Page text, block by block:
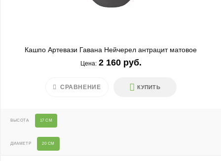
Кашпо Артевази Гавана Нейчерел антрацит матовое
Цена: 2 160 руб.
КУПИТЬ
СРАВНЕНИЕ
ВЫСОТА 17 СМ
ДИАМЕТР 20 СМ